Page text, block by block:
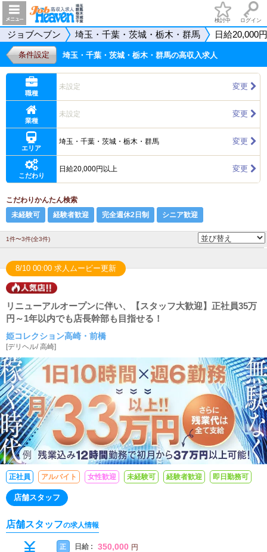
検討中 ログイン
ジョブヘブン 埼玉・千葉・茨城・栃木・群馬 日給20,000
条件設定 埼玉・千葉・茨城・栃木・群馬の高収入求人
職種
未設定 変更
業種
未設定 変更
エリア
埼玉・千葉・茨城・栃木・群馬 変更
こだわり
日給20,000円以上 変更
こだわりかんたん検索
未経験可
経験者歓迎 完全週休2日制 シニア歓迎
1件〜3件(全3件)
8/10 00:00 求人ムービー更新
リニューアルオープンに伴い、【スタッフ大歓迎】正社員35万
円～1年以内でも店長幹部も目指せる！
姫コレクション高崎・前橋
[デリヘル/高崎]
正社員 アルバイト 女性歓迎 未経験可 経験者歓迎 即日勤務可
店舗スタッフ
店舗スタッフの求人情報
正 日給 : 350,000 円